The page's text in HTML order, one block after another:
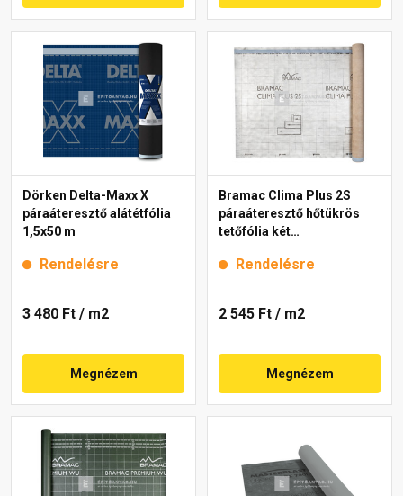
Dörken Delta-Maxx X
páraáteresztő alátétfólia
1,5x50 m
Rendelésre
3 480 Ft / m2
Megnézem
Bramac Clima Plus 2S
páraáteresztő hőtükrös
tetőfólia két
m2Rendelésre
2 545 Ft / m2
Megnézem